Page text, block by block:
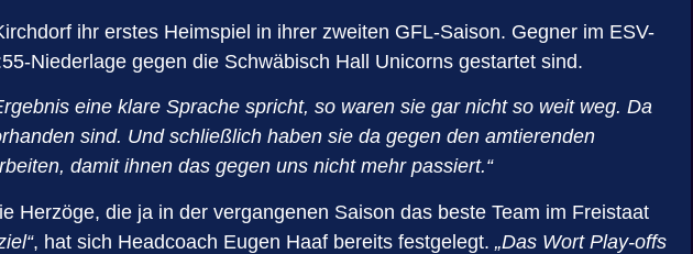
ihr erstes Heimspiel in ihrer zweiten GFL-Saison. Gegner im ESV-
Niederlage gegen die Schwäbisch Hall Unicorns gestartet sind.
eine klare Sprache spricht, so waren sie gar nicht so weit weg. Da
sind. Und schließlich haben sie da gegen den amtierenden
damit ihnen das gegen uns nicht mehr passiert.“
Herzöge, die ja in der vergangenen Saison das beste Team im Freistaat
, hat sich Headcoach Eugen Haaf bereits festgelegt. „Das Wort Play-offs